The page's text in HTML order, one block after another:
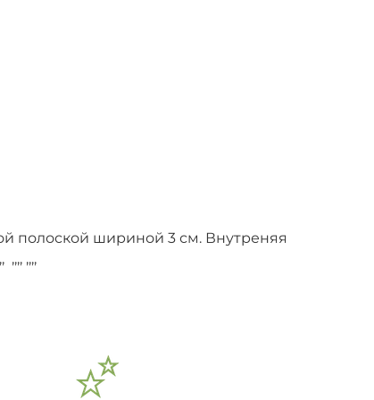
полоской шириной 3 см. Внутреняя
,,,,